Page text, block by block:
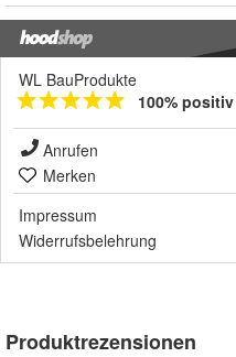
WL BauProdukte
100% positiv
Anrufen
Merken
Impressum
Widerrufsbelehrung
Produktrezensionen